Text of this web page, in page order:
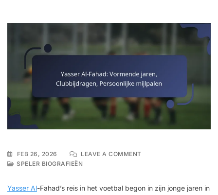
FEB 26, 2026 LEAVE A COMMENTON
VORMENDE
SPELER BIOGRAFIEËN
Yasser Al-Fahad’s reis in het voetbal begon in zijn jonge jaren in